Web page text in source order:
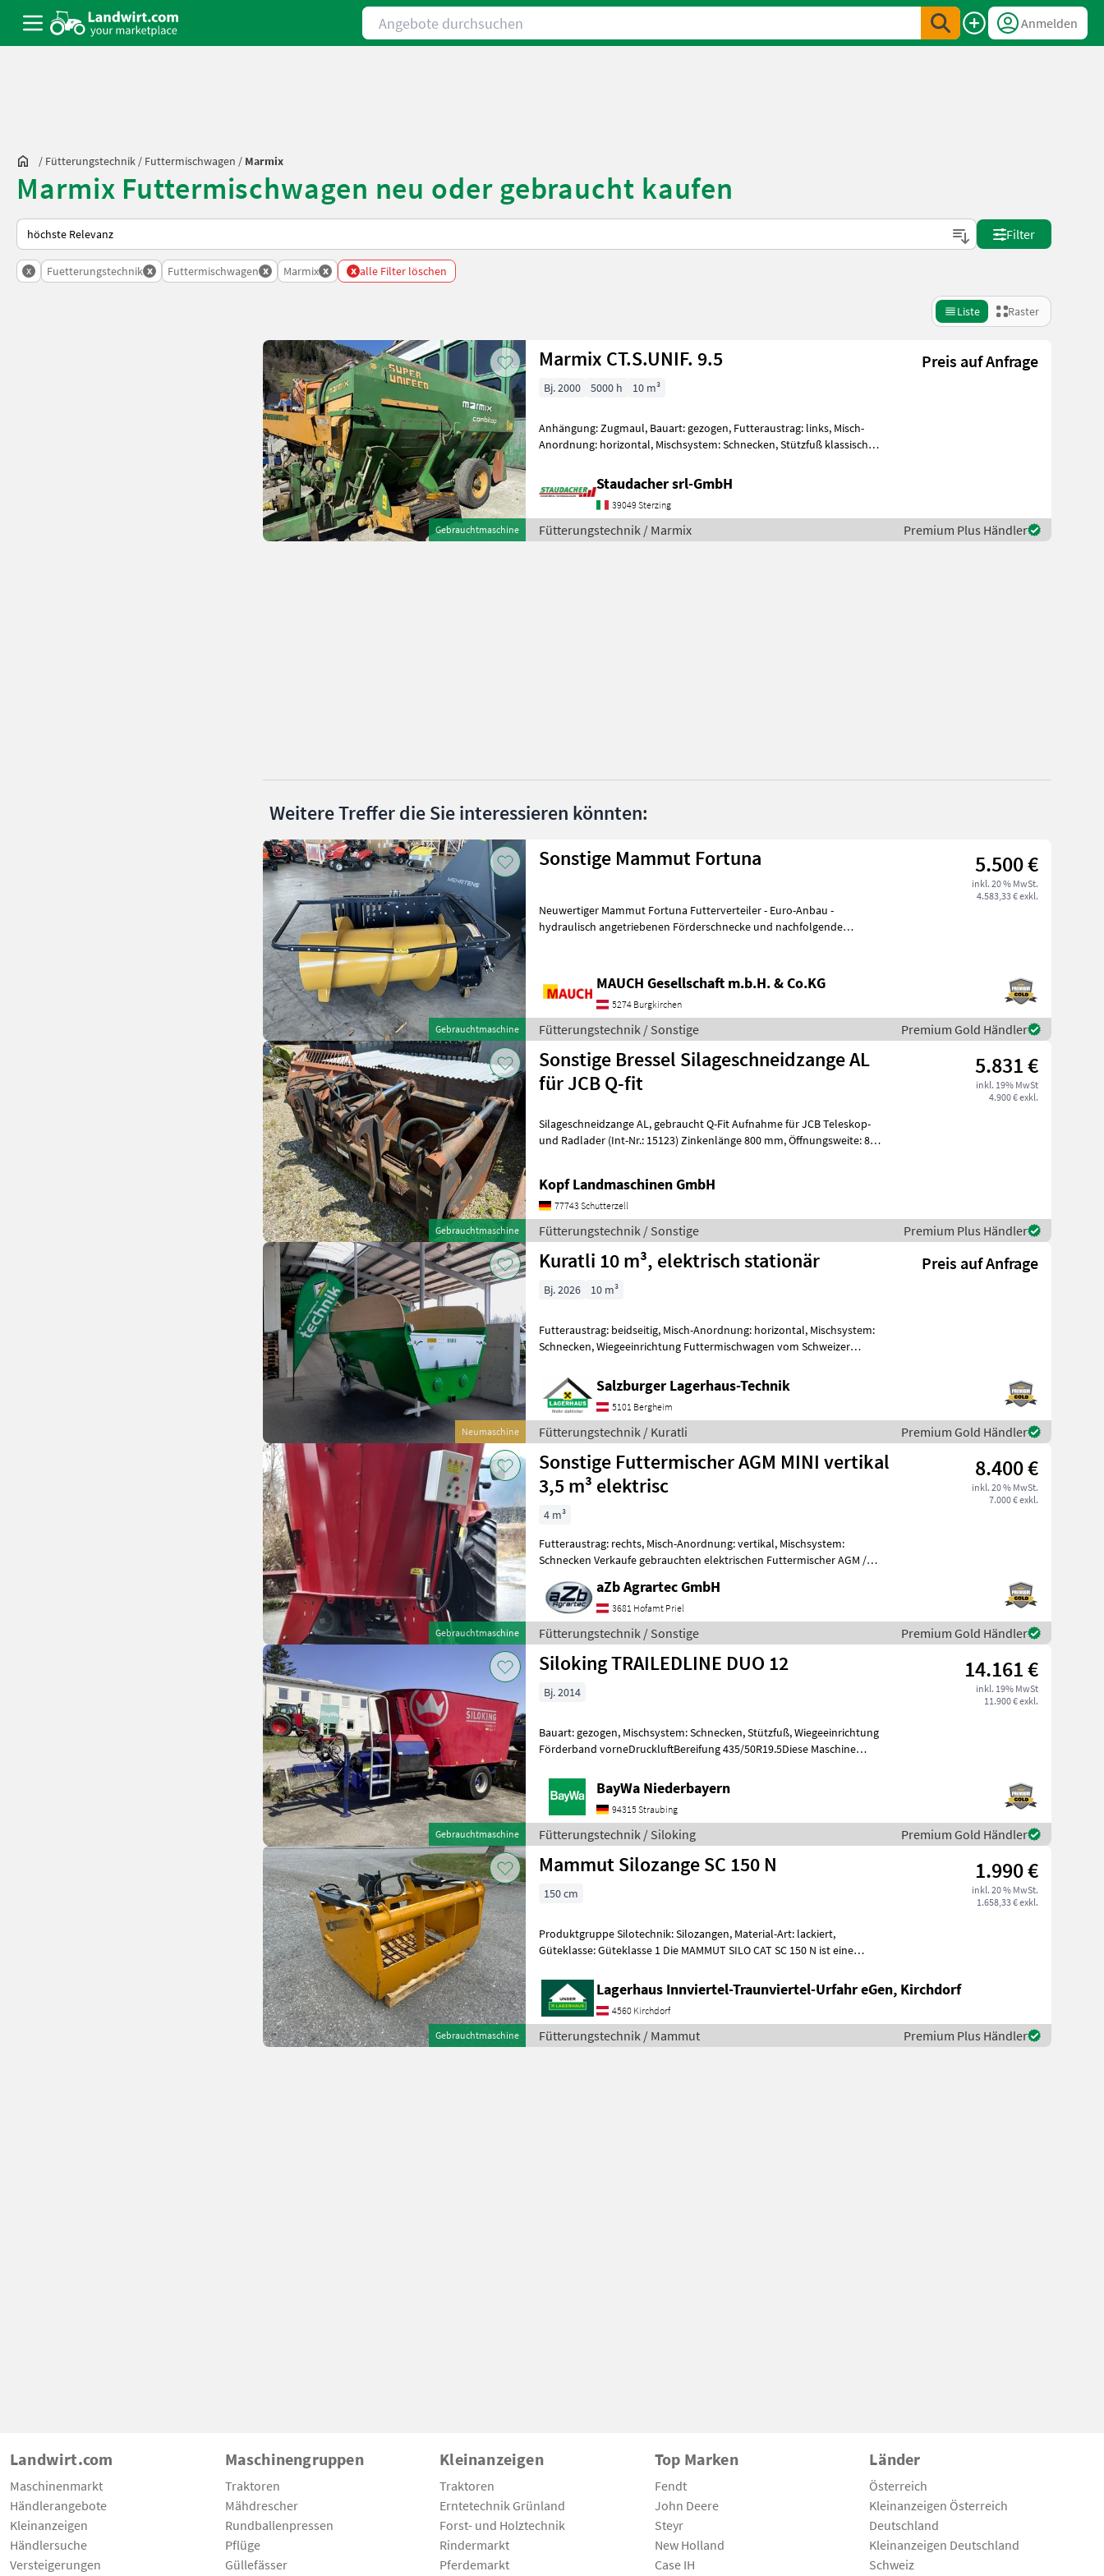
Angebote durchsuchen
Anmelden
/ Fütterungstechnik / Futtermischwagen / Marmix
Marmix Futtermischwagen neu oder gebraucht kaufen
So wird auf Landwirt.com sortiert
Filter
x Fuetterungstechnik x Futtermischwagen x Marmix x x alle Filter löschen
Liste Raster
Gebrauchtmaschine
Marmix CT.S.UNIF. 9.5 Preis auf Anfrage
Bj. 2000 5000 h 10 m³
Anhängung: Zugmaul, Bauart: gezogen, Futteraustrag: links, Misch-
Anordnung: horizontal, Mischsystem: Schnecken, Stützfuß klassischer
Staudacher srl-GmbH
39049 Sterzing
Fütterungstechnik / Marmix Premium Plus Händler
Weitere Treffer die Sie interessieren könnten:
Gebrauchtmaschine
Sonstige Mammut Fortuna 5.500 €
inkl. 20 % MwSt.
4.583,33 € exkl.
Neuwertiger Mammut Fortuna Futterverteiler - Euro-Anbau -
hydraulisch angetriebenen Förderschnecke und nachfolgende
MAUCH Gesellschaft m.b.H. & Co.KG
5274 Burgkirchen
Fütterungstechnik / Sonstige Premium Gold Händler
Gebrauchtmaschine
Sonstige Bressel Silageschneidzange AL
für JCB Q-fit
5.831 €
inkl. 19% MwSt
4.900 € exkl.
Silageschneidzange AL, gebraucht Q-Fit Aufnahme für JCB Teleskop-
und Radlader (Int-Nr.: 15123) Zinkenlänge 800 mm, Öffnungsweite: 800
Kopf Landmaschinen GmbH
77743 Schutterzell
Fütterungstechnik / Sonstige Premium Plus Händler
Neumaschine
Kuratli 10 m³, elektrisch stationär Preis auf Anfrage
Bj. 2026 10 m³
Futteraustrag: beidseitig, Misch-Anordnung: horizontal, Mischsystem:
Schnecken, Wiegeeinrichtung Futtermischwagen vom Schweizer
Salzburger Lagerhaus-Technik
5101 Bergheim
Fütterungstechnik / Kuratli Premium Gold Händler
Gebrauchtmaschine
Sonstige Futtermischer AGM MINI vertikal
3,5 m³ elektrisc
8.400 €
inkl. 20 % MwSt.
7.000 € exkl.
4 m³
Futteraustrag: rechts, Misch-Anordnung: vertikal, Mischsystem:
Schnecken Verkaufe gebrauchten elektrischen Futtermischer AGM /
aZb Agrartec GmbH
3681 Hofamt Priel
Fütterungstechnik / Sonstige Premium Gold Händler
Gebrauchtmaschine
Siloking TRAILEDLINE DUO 12 14.161 €
inkl. 19% MwSt
11.900 € exkl.
Bj. 2014
Bauart: gezogen, Mischsystem: Schnecken, Stützfuß, Wiegeeinrichtung
Förderband vorneDruckluftBereifung 435/50R19.5Diese Maschine
BayWa Niederbayern
94315 Straubing
Fütterungstechnik / Siloking Premium Gold Händler
Gebrauchtmaschine
Mammut Silozange SC 150 N 1.990 €
inkl. 20 % MwSt.
1.658,33 € exkl.
150 cm
Produktgruppe Silotechnik: Silozangen, Material-Art: lackiert,
Güteklasse: Güteklasse 1 Die MAMMUT SILO CAT SC 150 N ist eine
Lagerhaus Innviertel-Traunviertel-Urfahr eGen, Kirchdorf
4560 Kirchdorf
Fütterungstechnik / Mammut Premium Plus Händler
Landwirt.com
Maschinenmarkt
Händlerangebote
Kleinanzeigen
Händlersuche
Versteigerungen
Maschinengruppen
Traktoren
Mähdrescher
Rundballenpressen
Pflüge
Güllefässer
Kleinanzeigen
Traktoren
Erntetechnik Grünland
Forst- und Holztechnik
Rindermarkt
Pferdemarkt
Top Marken
Fendt
John Deere
Steyr
New Holland
Case IH
Länder
Österreich
Kleinanzeigen Österreich
Deutschland
Kleinanzeigen Deutschland
Schweiz